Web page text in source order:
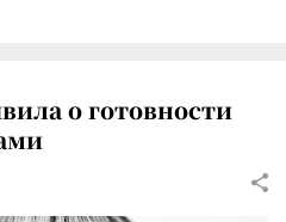
о готовности